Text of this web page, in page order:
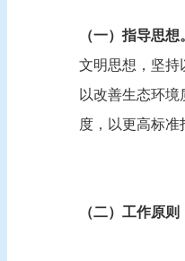
（一）指导思想
文明思想，坚持
以改善生态环
度，以更高标
（二）工作原则